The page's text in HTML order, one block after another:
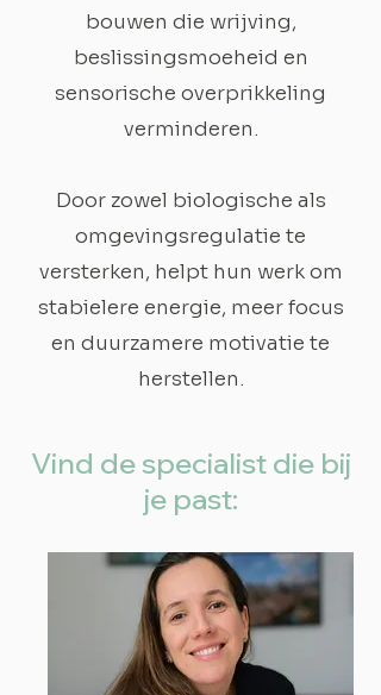
bouwen die wrijving,
beslissingsmoeheid en
sensorische overprikkeling
verminderen.
Door zowel biologische als
omgevingsregulatie te
versterken, helpt hun werk om
stabielere energie, meer focus
en duurzamere motivatie te
herstellen.
Vind de specialist die bij
je past: